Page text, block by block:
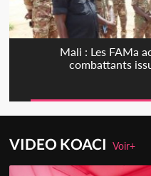
Mali : Les FAMa
combattants
VIDEO KOACIVoir+